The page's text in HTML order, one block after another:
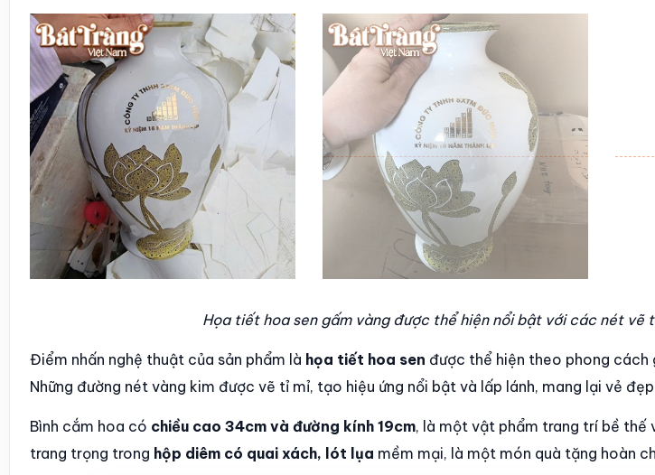
Họa tiết hoa sen gấm vàng được thể hiện nổi bật với các nét vẽ
Điểm nhấn nghệ thuật của sản phẩm là họa tiết hoa sen được thể hiện theo phong cách
Những đường nét vàng kim được vẽ tỉ mỉ, tạo hiệu ứng nổi bật và lấp lánh, mang lại vẻ
Bình cắm hoa có chiều cao 34cm và đường kính 19cm, là một vật phẩm trang trí bề thế
trang trọng trong hộp diêm có quai xách, lót lụa mềm mại, là một món quà tặng hoàn